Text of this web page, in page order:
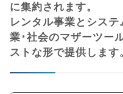
に集約されます。
レンタル事業とシス
業･社会のマザーツー
ストな形で提供します